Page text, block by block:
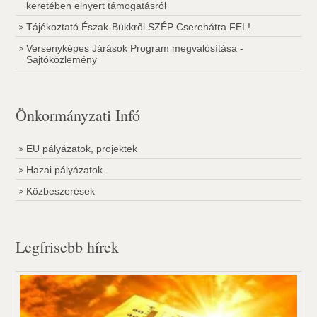
keretében elnyert támogatásról
Tájékoztató Észak-Bükkről SZÉP Cserehátra FEL!
Versenyképes Járások Program megvalósítása -
Sajtóközlemény
Önkormányzati Infó
EU pályázatok, projektek
Hazai pályázatok
Közbeszerések
Legfrisebb hírek